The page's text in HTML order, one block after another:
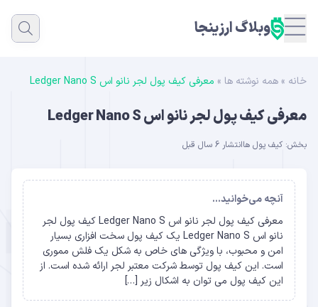
وبلاگ ارزینجا
خانه » همه نوشته ها » معرفی کیف پول لجر نانو اس Ledger Nano S
معرفی کیف پول لجر نانو اس Ledger Nano S
بخش: کیف پول هاانتشار 6 سال قبل
آنچه می‌خوانید...
معرفی کیف پول لجر نانو اس Ledger Nano S کیف پول لجر
نانو اس Ledger Nano S یک کیف پول سخت افزاری بسیار
امن و محبوب، با ویژگی های خاص به شکل یک فلش مموری
است. این کیف پول توسط شرکت معتبر لجر ارائه شده است. از
این کیف پول می توان به اشکال زیر […]